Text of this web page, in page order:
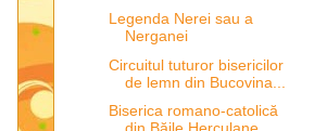
Legenda Nerei sau a
Nerganei
Circuitul tuturor bisericilor
de lemn din Bucovina...
Biserica romano-catolică